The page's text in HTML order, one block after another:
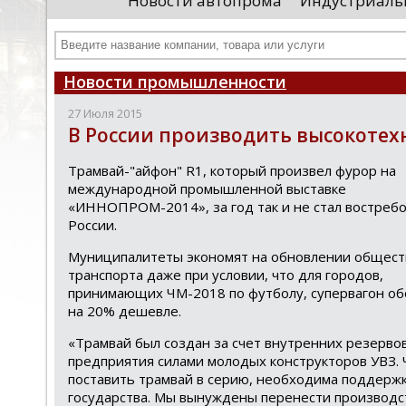
департамента продаж и контрактации
гражданского судостроения ...
Новости промышленности
27 Июля 2015
В России производить
Трамвай-"айфон" R1, который произвел фурор на
международной промышленной выставке
«ИННОПРОМ-2014», за год так и не стал
России.
Муниципалитеты экономят на обновлении
транспорта даже при условии, что для городов,
принимающих ЧМ-2018 по футболу, супервагон
на 20% дешевле.
«Трамвай был создан за счет внутренних
предприятия силами молодых конструкторов УВЗ.
поставить трамвай в серию, необходима
государства. Мы вынуждены перенести